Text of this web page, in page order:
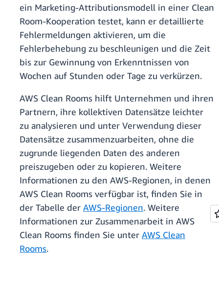
ein Marketing-Attributionsmodell in einer Clean
Room-Kooperation testet, kann er detaillierte
Fehlermeldungen aktivieren, um die
Fehlerbehebung zu beschleunigen und die Zeit
bis zur Gewinnung von Erkenntnissen von
Wochen auf Stunden oder Tage zu verkürzen.
AWS Clean Rooms hilft Unternehmen und ihren
Partnern, ihre kollektiven Datensätze leichter
zu analysieren und unter Verwendung dieser
Datensätze zusammenzuarbeiten, ohne die
zugrunde liegenden Daten des anderen
preiszugeben oder zu kopieren. Weitere
Informationen zu den AWS-Regionen, in denen
AWS Clean Rooms verfügbar ist, finden Sie in
der Tabelle der AWS-Regionen. Weitere
Informationen zur Zusammenarbeit in AWS
Clean Rooms finden Sie unter AWS Clean
Rooms.